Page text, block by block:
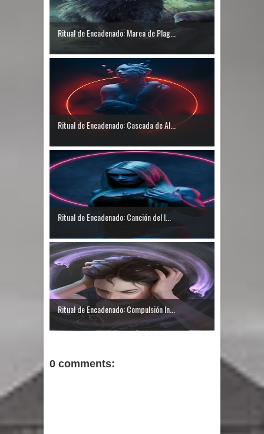
Ritual de Encadenado: Marea de Plag...
Ritual de Encadenado: Cascada de Al...
Ritual de Encadenado: Canción del I...
Ritual de Encadenado: Compulsión In...
0 comments: